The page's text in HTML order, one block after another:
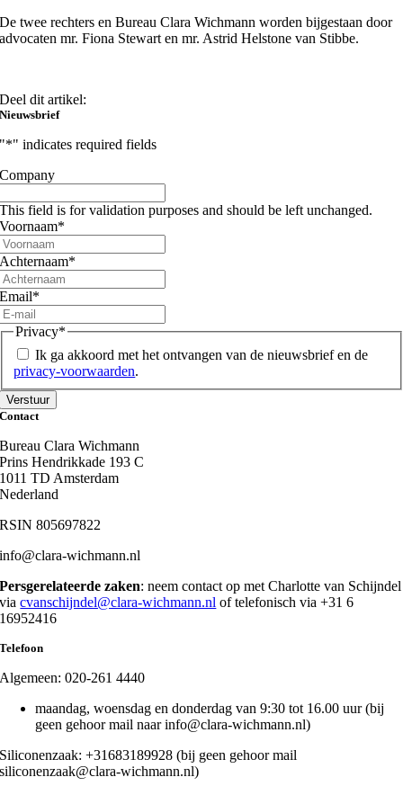
De twee rechters en Bureau Clara Wichmann worden bijgestaan door
advocaten mr. Fiona Stewart en mr. Astrid Helstone ​​​​ van Stibbe.
Deel dit artikel:
Nieuwsbrief
"*" indicates required fields
Company
This field is for validation purposes and should be left unchanged.
Voornaam*
Achternaam*
Email*
Privacy*
Ik ga akkoord met het ontvangen van de nieuwsbrief en de
privacy-voorwaarden.
Verstuur
Contact
Bureau Clara Wichmann
Prins Hendrikkade 193 C
1011 TD Amsterdam
Nederland
RSIN 805697822
info@clara-wichmann.nl
Persgerelateerde zaken: neem contact op met Charlotte van Schijndel
viacvanschijndel@clara-wichmann.nl of telefonisch via +31 6
16952416
Telefoon
Algemeen: 020-261 4440
maandag, woensdag en donderdag van 9:30 tot 16.00 uur (bij
geen gehoor mail naar info@clara-wichmann.nl)
Siliconenzaak: +31683189928 (bij geen gehoor mail
siliconenzaak@clara-wichmann.nl)